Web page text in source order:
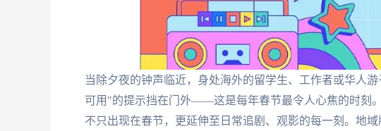
当除夕夜的钟声临近，身处海外的留学生、工作者或华人
可用"的提示挡在门外——这是每年春节最令人心焦的时刻
不只出现在春节，更延伸至日常追剧、观影的每一刻。地